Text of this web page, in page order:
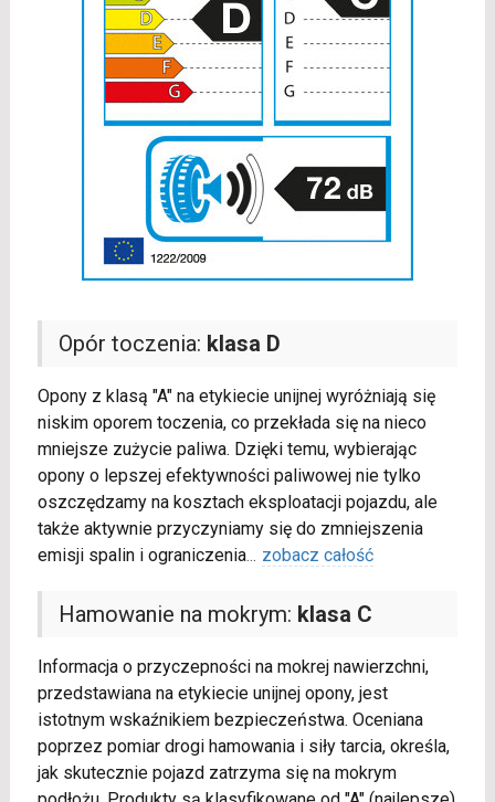
Opór toczenia: klasa D
Opony z klasą "A" na etykiecie unijnej wyróżniają się
niskim oporem toczenia, co przekłada się na nieco
mniejsze zużycie paliwa. Dzięki temu, wybierając
opony o lepszej efektywności paliwowej nie tylko
oszczędzamy na kosztach eksploatacji pojazdu, ale
także aktywnie przyczyniamy się do zmniejszenia
emisji spalin i ograniczenia... zobacz całość
Hamowanie na mokrym: klasa C
Informacja o przyczepności na mokrej nawierzchni,
przedstawiana na etykiecie unijnej opony, jest
istotnym wskaźnikiem bezpieczeństwa. Oceniana
poprzez pomiar drogi hamowania i siły tarcia, określa,
jak skutecznie pojazd zatrzyma się na mokrym